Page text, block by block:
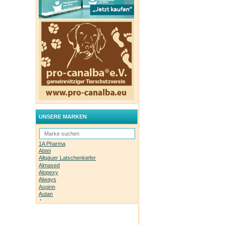
UNSERE MARKEN
1A Pharma
Abtei
Allgäuer Latschenkiefer
Almased
Alopexy
Always
Aspirin
Autan
Avene